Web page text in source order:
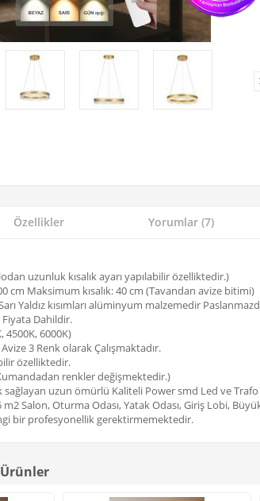
Özellikler Yorumlar (7)
uzunluk kısalık ayarı yapılabilir özelliktedir.)
cm Maksimum kısalık: 40 cm (Tavandan avize bitimi)
Yaldız kısımları alüminyum malzemedir
Dahildir.
4500K, 6000K)
3 Renk olarak Çalışmaktadır.
özelliktedir.
(Kumandadan renkler değişmektedir.)
sağlayan uzun ömürlü Kaliteli Power smd Led ve Trafo
m2 Salon, Oturma Odası, Yatak Odası, Giriş Lobi,
bir profesyonellik gerektirmemektedir.
Ürünler